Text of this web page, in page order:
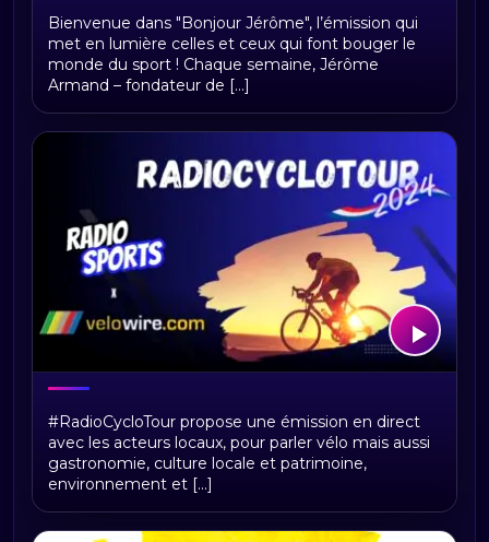
Bonjour Jerome
Bienvenue dans "Bonjour Jérôme", l’émission qui
met en lumière celles et ceux qui font bouger le
monde du sport ! Chaque semaine, Jérôme
Armand – fondateur de [...]
RadioCycloTour, le direct
#RadioCycloTour propose une émission en direct
avec les acteurs locaux, pour parler vélo mais aussi
gastronomie, culture locale et patrimoine,
environnement et [...]